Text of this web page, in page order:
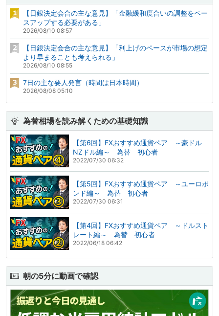
【日銀決定会合の主な意見】「金融緩和度合いの調整をペー
スアップする必要がある」
2026/08/10 08:57
【日銀決定会合の主な意見】「利上げのペースが市場の想定
より早まることも考えられる」
2026/08/10 08:55
7日の主な要人発言（時間は日本時間）
2026/08/08 05:10
為替相場を読み解くための基礎知識
【第6回】FXおすすめ通貨ペア ～豪ドル
NZドル編～ 為替 初心者
2022/07/30 06:32
【第5回】FXおすすめ通貨ペア ～ユーロポ
ンド編～ 為替 初心者
2022/07/30 06:31
【第4回】FXおすすめ通貨ペア ～ドルスト
レート編～ 為替 初心者
2022/06/18 06:42
朝の5分に動画で確認